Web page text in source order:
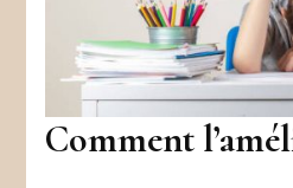
Comment